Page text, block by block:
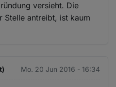
versieht. Die
Stelle antreibt, ist kaum
Mo. 20 Jun 2016 - 16:34